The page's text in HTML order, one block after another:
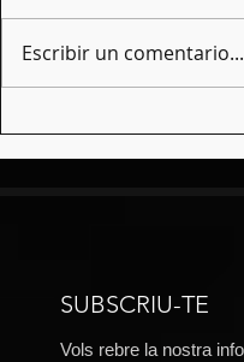
Tornem de Titipú
Escribir un comentario...
Vols rebre la nostra
SUBSCRIU-TE